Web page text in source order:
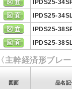
IPDS25-
IPDS25-
IPDS25-
IPDS25-
〈主幹経済形ブレ
図面 品名記